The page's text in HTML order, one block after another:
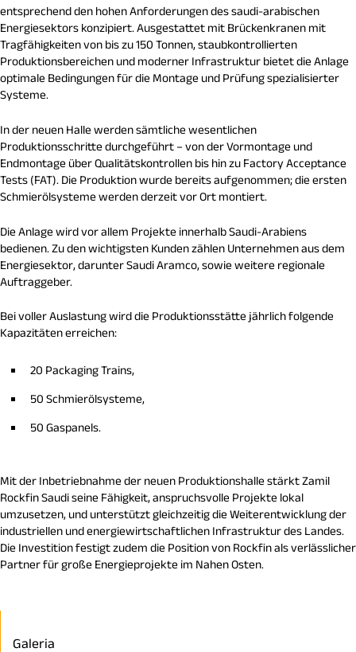
entsprechend den hohen Anforderungen des saudi-arabischen
Energiesektors konzipiert. Ausgestattet mit Brückenkranen mit
Tragfähigkeiten von bis zu 150 Tonnen, staubkontrollierten
Produktionsbereichen und moderner Infrastruktur bietet die Anlage
optimale Bedingungen für die Montage und Prüfung spezialisierter
Systeme.
In der neuen Halle werden sämtliche wesentlichen
Produktionsschritte durchgeführt – von der Vormontage und
Endmontage über Qualitätskontrollen bis hin zu Factory Acceptance
Tests (FAT). Die Produktion wurde bereits aufgenommen; die ersten
Schmierölsysteme werden derzeit vor Ort montiert.
Die Anlage wird vor allem Projekte innerhalb Saudi-Arabiens
bedienen. Zu den wichtigsten Kunden zählen Unternehmen aus dem
Energiesektor, darunter Saudi Aramco, sowie weitere regionale
Auftraggeber.
Bei voller Auslastung wird die Produktionsstätte jährlich folgende
Kapazitäten erreichen:
20 Packaging Trains,
50 Schmierölsysteme,
50 Gaspanels.
Mit der Inbetriebnahme der neuen Produktionshalle stärkt Zamil
Rockfin Saudi seine Fähigkeit, anspruchsvolle Projekte lokal
umzusetzen, und unterstützt gleichzeitig die Weiterentwicklung der
industriellen und energiewirtschaftlichen Infrastruktur des Landes.
Die Investition festigt zudem die Position von Rockfin als verlässlicher
Partner für große Energieprojekte im Nahen Osten.
Galeria